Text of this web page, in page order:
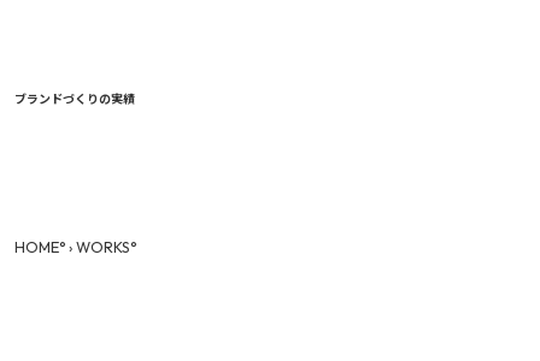
ブランドづくりの実績
HOME° ›WORKS°